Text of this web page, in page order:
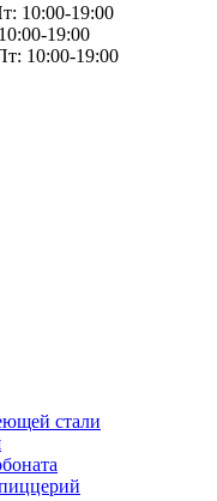
10:00-19:00
19:00
10:00-19:00
стали